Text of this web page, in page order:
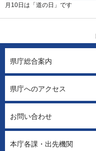
月10日は「道の日」です
県庁総合案内
県庁へのアクセス
お問い合わせ
本庁各課・出先機関